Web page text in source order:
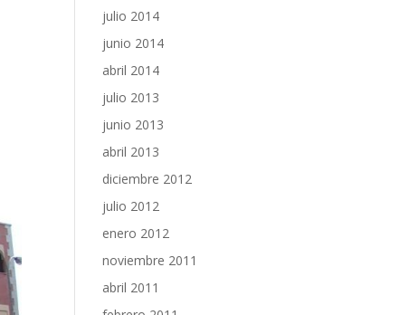
julio 2014
junio 2014
abril 2014
julio 2013
junio 2013
abril 2013
diciembre 2012
julio 2012
enero 2012
noviembre 2011
abril 2011